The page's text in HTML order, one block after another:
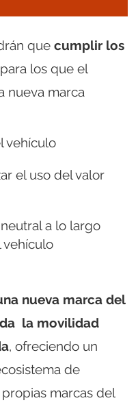
que cumplir los
para los que el
nueva marca
vehículo
el uso del valor
a lo largo
vehículo
nueva marca del
la movilidad
, ofreciendo un
de
marcas del